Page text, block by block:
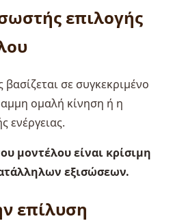
επιλογής
σε συγκεκριμένο
ομαλή κίνηση ή η
ενέργειας.
μοντέλου είναι κρίσιμη
εξισώσεων.
επίλυση